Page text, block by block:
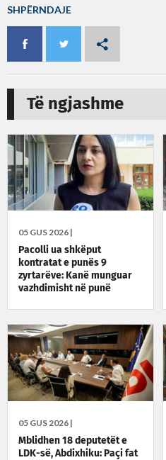
SHPËRNDAJE
Të ngjashme
05 GUS 2026 |
Pacolli ua shkëput
kontratat e punës 9
zyrtarëve: Kanë munguar
vazhdimisht në punë
05 GUS 2026 |
Mblidhen 18 deputetët e
LDK-së, Abdixhiku: Paçi fat